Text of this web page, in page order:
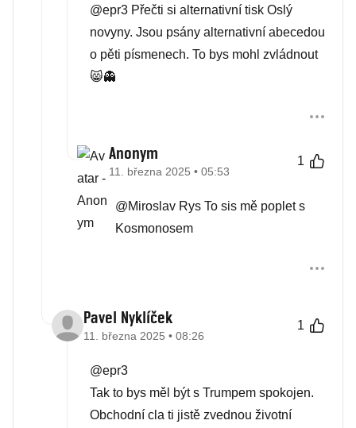
@epr3 Přečti si alternativní tisk Oslý
novyny. Jsou psány alternativní abecedou
o pěti písmenech. To bys mohl zvládnout
😸👻
Anonym
11. března 2025 • 05:53
1
@Miroslav Rys To sis mě poplet s
Kosmonosem
Pavel Nyklíček
11. března 2025 • 08:26
1
@epr3
Tak to bys měl být s Trumpem spokojen.
Obchodní cla ti jistě zvednou životní